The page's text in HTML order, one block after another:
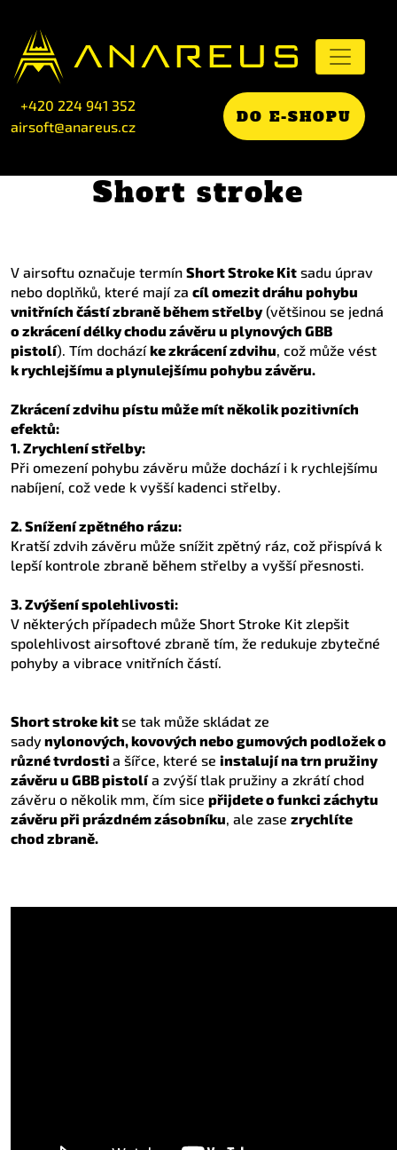
+420 224 941 352
airsoft@anareus.cz
DO E-SHOPU
Short stroke
V airsoftu označuje termín Short Stroke Kit sadu úprav
nebo doplňků, které mají za cíl omezit dráhu pohybu
vnitřních částí zbraně během střelby(většinou se jedná
o zkrácení délky chodu závěru u plynových GBB
pistolí). Tím docházíke zkrácení zdvihu, což může vést
k rychlejšímu a plynulejšímu pohybu závěru.
Zkrácení zdvihu pístu může mít několik pozitivních
efektů:
1. Zrychlení střelby:
Při omezení pohybu závěru může dochází i k rychlejšímu
nabíjení, což vede k vyšší kadenci střelby.
2. Snížení zpětného rázu:
Kratší zdvih závěru může snížit zpětný ráz, což přispívá k
lepší kontrole zbraně během střelby a vyšší přesnosti.
3. Zvýšení spolehlivosti:
V některých případech může Short Stroke Kit zlepšit
spolehlivost airsoftové zbraně tím, že redukuje zbytečné
pohyby a vibrace vnitřních částí.
Short stroke kitse tak může skládat ze
sadynylonových, kovových nebo gumových podložek o
různé tvrdosti a šířce, které se instalují na trn pružiny
závěru u GBB pistolía zvýší tlak pružiny a zkrátí chod
závěru o několik mm, čím sice přijdete o funkci záchytu
závěru při prázdném zásobníku, ale zase zrychlíte
chod zbraně.